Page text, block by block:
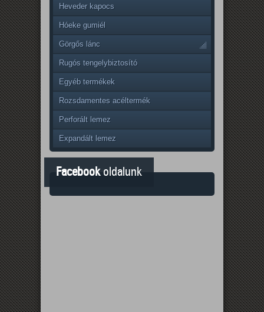
Heveder kapocs
Hóeke gumiél
Görgős lánc
Rugós tengelybiztosító
Egyéb termékek
Rozsdamentes acéltermék
Perforált lemez
Expandált lemez
Facebookoldalunk